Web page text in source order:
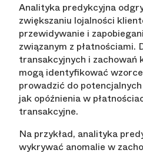
Analityka predykcyjna
zwiększaniu lojalności
przewidywanie i
związanym z płatnościami.
transakcyjnych i zachowań
mogą identyfikować
prowadzić do
jak opóźnienia w
transakcyjne.
Na przykład, analityka
wykrywać anomalie w